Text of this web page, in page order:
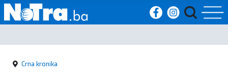
Početna
Vijesti
Crna kronika